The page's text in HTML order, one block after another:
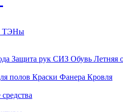
ТЭНы
Защита рук СИЗ Обувь Летняя
полов Краски Фанера Кровля